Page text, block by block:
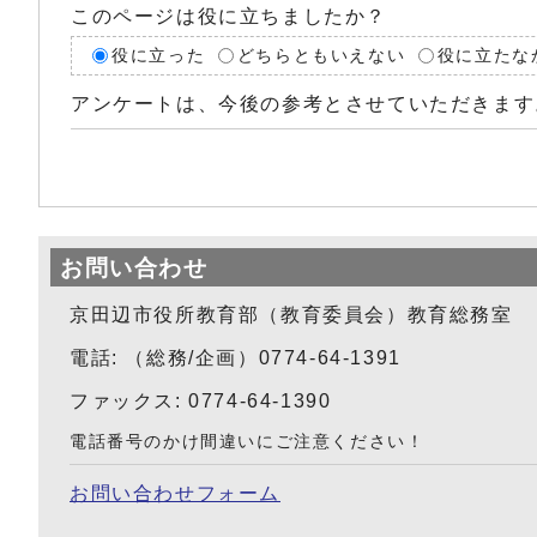
このページは役に立ちましたか？
役に立った どちらともいえない 役に立たな
アンケートは、今後の参考とさせていただきます
お問い合わせ
京田辺市役所教育部（教育委員会）教育総務室
電話: （総務/企画）0774-64-1391
ファックス: 0774-64-1390
電話番号のかけ間違いにご注意ください！
お問い合わせフォーム